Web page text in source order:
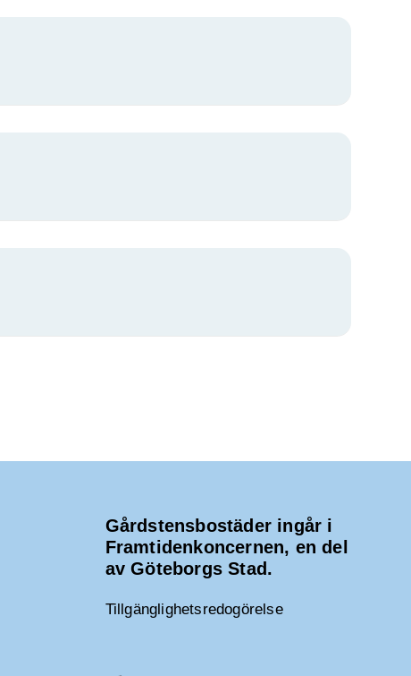
Gårdstensbostäder ingår i
Framtidenkoncernen, en del
av Göteborgs Stad.
Tillgänglighetsredogörelse